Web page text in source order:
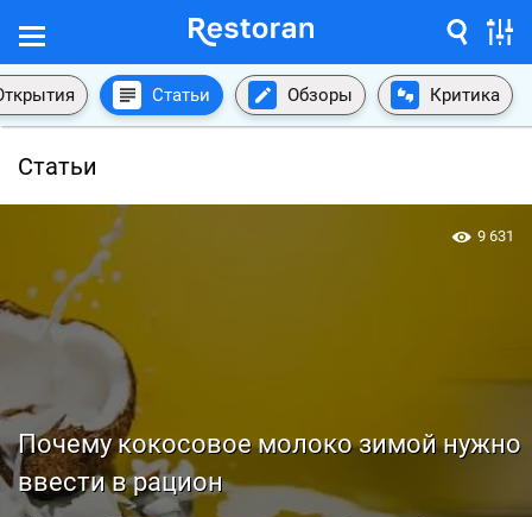
Статьи Обзоры Критика
Статьи
Почему кокосовое молоко зимой нужно
ввести в рацион
9 631